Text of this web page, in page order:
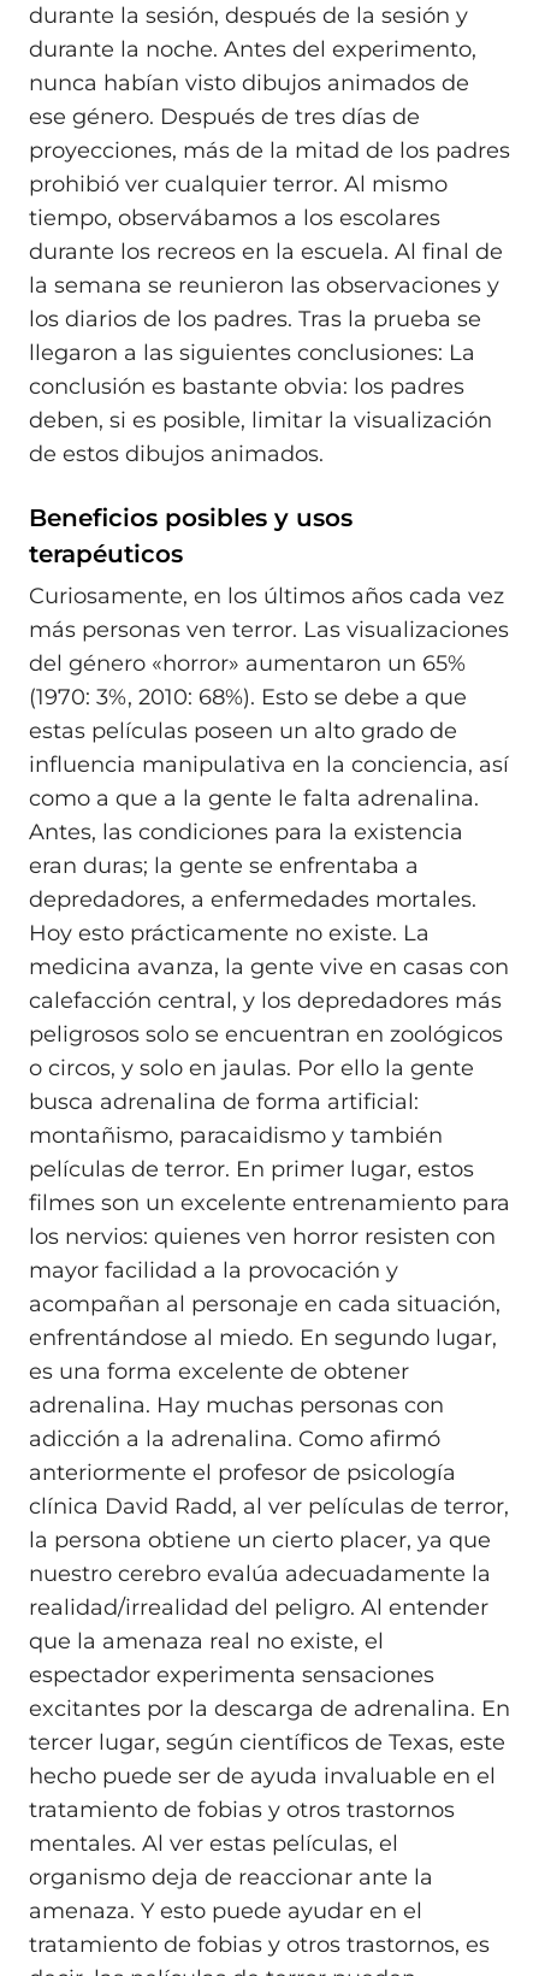
durante la sesión, después de la sesión y
durante la noche. Antes del experimento,
nunca habían visto dibujos animados de
ese género. Después de tres días de
proyecciones, más de la mitad de los padres
prohibió ver cualquier terror. Al mismo
tiempo, observábamos a los escolares
durante los recreos en la escuela. Al final de
la semana se reunieron las observaciones y
los diarios de los padres. Tras la prueba se
llegaron a las siguientes conclusiones: La
conclusión es bastante obvia: los padres
deben, si es posible, limitar la visualización
de estos dibujos animados.
Beneficios posibles y usos
terapéuticos
Curiosamente, en los últimos años cada vez
más personas ven terror. Las visualizaciones
del género «horror» aumentaron un 65%
(1970: 3%, 2010: 68%). Esto se debe a que
estas películas poseen un alto grado de
influencia mani­pulativa en la conciencia, así
como a que a la gente le falta adrenalina.
Antes, las condiciones para la existencia
eran duras; la gente se enfrentaba a
depredadores, a enfermedades mortales.
Hoy esto prácticamente no existe. La
medicina avanza, la gente vive en casas con
calefacción central, y los depredadores más
peligrosos solo se encuentran en zoológicos
o circos, y solo en jaulas. Por ello la gente
busca adrenalina de forma artificial:
montañismo, paracaidismo y también
películas de terror. En primer lugar, estos
filmes son un excelente entrenamiento para
los nervios: quienes ven horror resisten con
mayor facilidad a la provocación y
acompañan al personaje en cada situación,
enfrentándose al miedo. En segundo lugar,
es una forma excelente de obtener
adrenalina. Hay muchas personas con
adicción a la adrenalina. Como afirmó
anteriormente el profesor de psicología
clínica David Radd, al ver películas de terror,
la persona obtiene un cierto placer, ya que
nuestro cerebro evalúa adecuadamente la
realidad/irrealidad del peligro. Al entender
que la amenaza real no existe, el
espectador experimenta sensaciones
excitantes por la descarga de adrenalina. En
tercer lugar, según científicos de Texas, este
hecho puede ser de ayuda invaluable en el
tratamiento de fobias y otros trastornos
mentales. Al ver estas películas, el
organismo deja de reaccionar ante la
amenaza. Y esto puede ayudar en el
tratamiento de fobias y otros trastornos, es